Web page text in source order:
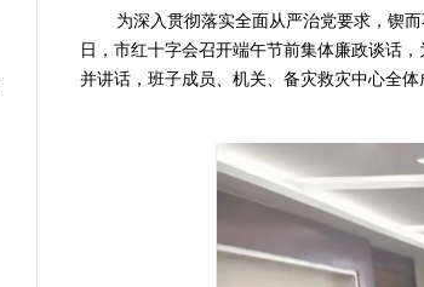
为深入贯彻落实全面从严治党要求，锲
日，市红十字会召开端午节前集体廉政谈话
并讲话，班子成员、机关、备灾救灾中心全体